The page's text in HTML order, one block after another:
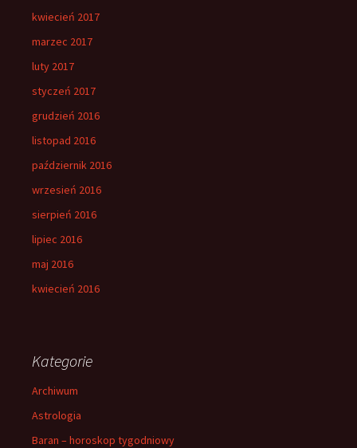
kwiecień 2017
marzec 2017
luty 2017
styczeń 2017
grudzień 2016
listopad 2016
październik 2016
wrzesień 2016
sierpień 2016
lipiec 2016
maj 2016
kwiecień 2016
Kategorie
Archiwum
Astrologia
Baran – horoskop tygodniowy